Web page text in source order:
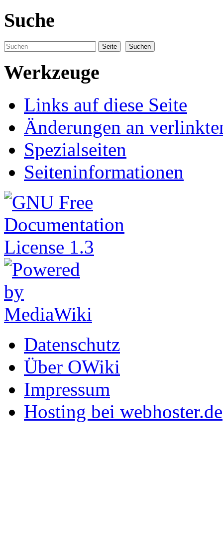
Suche
Werkzeuge
Links auf diese Seite
Änderungen an
Spezialseiten
Seiteninformationen
Datenschutz
Über OWiki
Impressum
Hosting bei webhoster.de